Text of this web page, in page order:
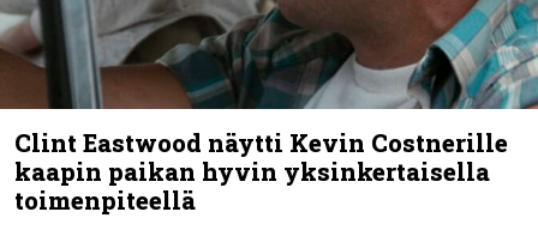
Clint Eastwood näytti Kevin Costnerille
kaapin paikan hyvin yksinkertaisella
toimenpiteellä